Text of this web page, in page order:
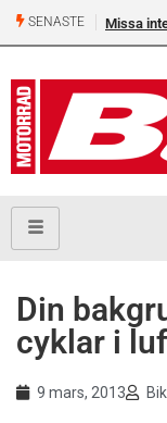
SENASTE Missa
Din
cyklar i
9 mars, 2013